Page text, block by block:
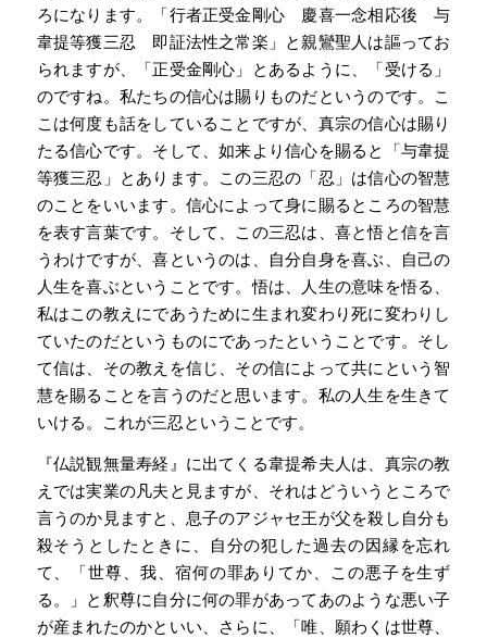
ろになります。「行者正受金剛心 慶喜一念相応後 与
韋提等獲三忍 即証法性之常楽」と親鸞聖人は謳ってお
られますが、「正受金剛心」とあるように、「受ける」
のですね。私たちの信心は賜りものだというのです。こ
こは何度も話をしていることですが、真宗の信心は賜り
たる信心です。そして、如来より信心を賜ると「与韋提
等獲三忍」とあります。この三忍の「忍」は信心の智慧
のことをいいます。信心によって身に賜るところの智慧
を表す言葉です。そして、この三忍は、喜と悟と信を言
うわけですが、喜というのは、自分自身を喜ぶ、自己の
人生を喜ぶということです。悟は、人生の意味を悟る、
私はこの教えにであうために生まれ変わり死に変わりし
ていたのだというものにであったということです。そし
て信は、その教えを信じ、その信によって共にという智
慧を賜ることを言うのだと思います。私の人生を生きて
いける。これが三忍ということです。
『仏説観無量寿経』に出てくる韋提希夫人は、真宗の教
えでは実業の凡夫と見ますが、それはどういうところで
言うのか見ますと、息子のアジャセ王が父を殺し自分も
殺そうとしたときに、自分の犯した過去の因縁を忘れ
て、「世尊、我、宿何の罪ありてか、この悪子を生ず
る。」と釈尊に自分に何の罪があってあのような悪い子
が産まれたのかといい、さらに、「唯、願わくは世尊、